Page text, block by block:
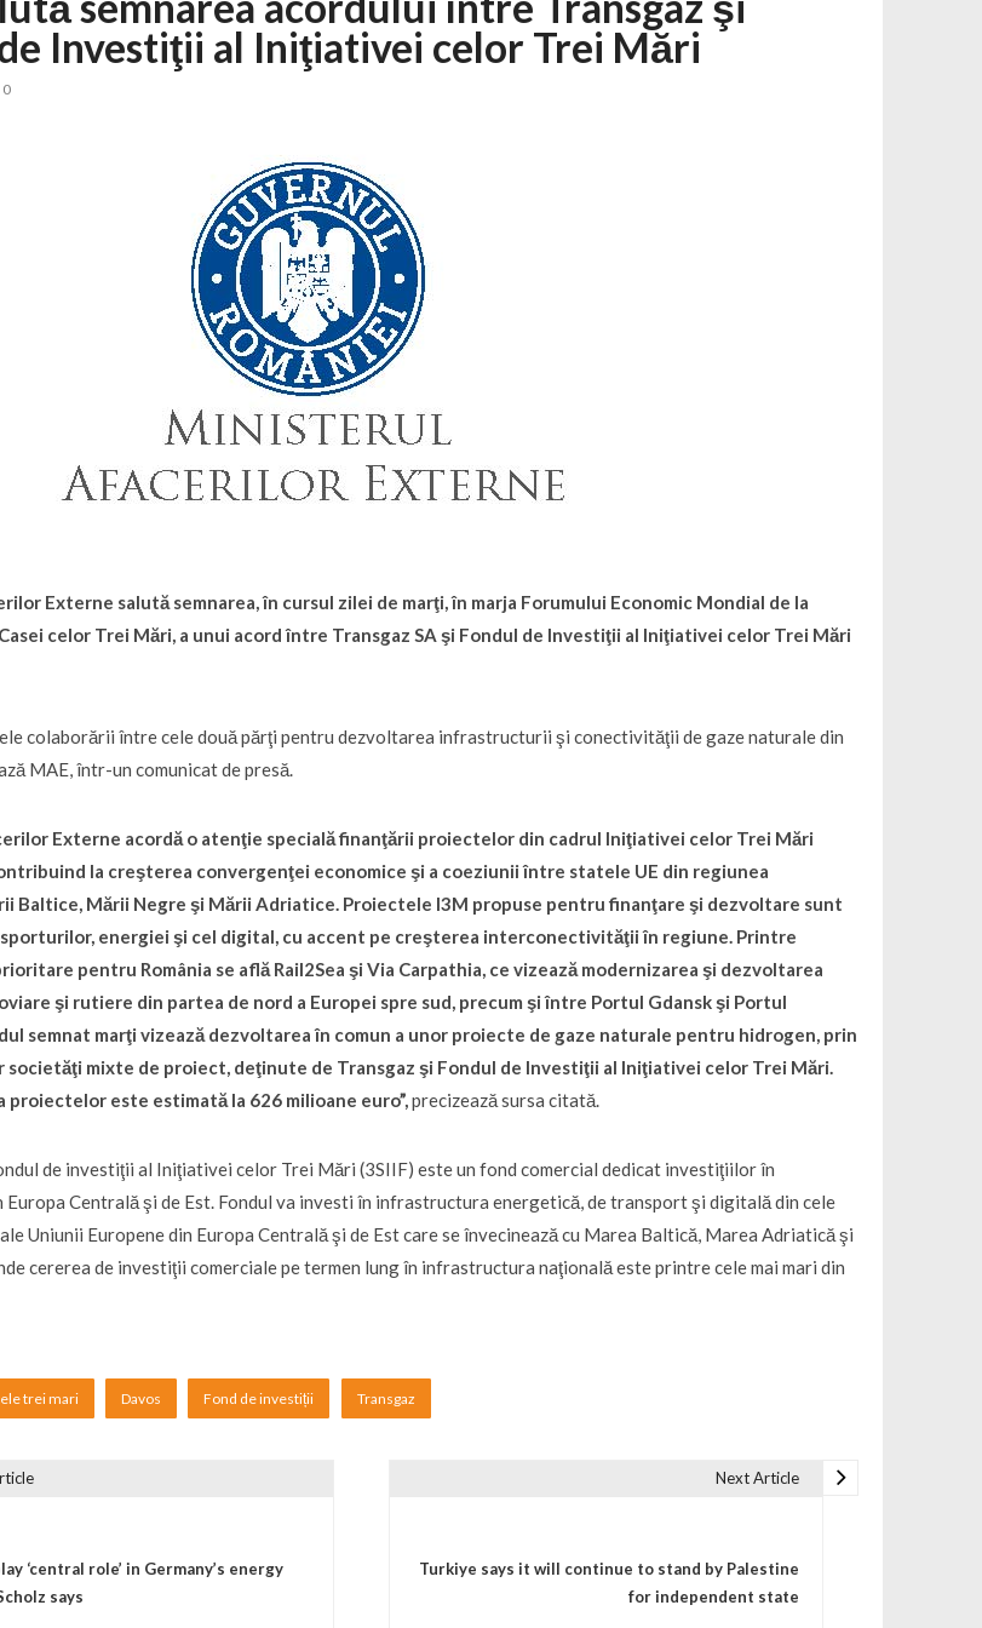
de noi locuri în creșe... 15/07/2026
Zlatna prin Programul... 15/07/2026
04/08/2026
național al zonelor pri... 04/08/2026
Investiţii al Iniţiativei celor Trei Mări
0
Externe salută semnarea, în cursul zilei de marţi, în marja Forumului Economic Mondial de la
celor Trei Mări, a unui acord între Transgaz SA şi Fondul de Investiţii al Iniţiativei celor Trei Mări
colaborării între cele două părţi pentru dezvoltarea infrastructurii şi conectivităţii de gaze naturale din
MAE, într-un comunicat de presă.
Externe acordă o atenţie specială finanţării proiectelor din cadrul Iniţiativei celor Trei Mări
la creşterea convergenţei economice şi a coeziunii între statele UE din regiunea
Baltice, Mării Negre şi Mării Adriatice. Proiectele I3M propuse pentru finanţare şi dezvoltare sunt
energiei şi cel digital, cu accent pe creşterea interconectivităţii în regiune. Printre
pentru România se află Rail2Sea şi Via Carpathia, ce vizează modernizarea şi dezvoltarea
şi rutiere din partea de nord a Europei spre sud, precum şi între Portul Gdansk şi Portul
semnat marţi vizează dezvoltarea în comun a unor proiecte de gaze naturale pentru hidrogen, prin
societăţi mixte de proiect, deţinute de Transgaz şi Fondul de Investiţii al Iniţiativei celor Trei Mări.
proiectelor este estimată la 626 milioane euro”,precizează sursa citată.
de investiţii al Iniţiativei celor Trei Mări (3SIIF) este un fond comercial dedicat investiţiilor în
Centrală şi de Est. Fondul va investi în infrastructura energetică, de transport şi digitală din cele
Uniunii Europene din Europa Centrală şi de Est care se învecinează cu Marea Baltică, Marea Adriatică şi
cererea de investiţii comerciale pe termen lung în infrastructura naţională este printre cele mai mari din
trei mari Davos Fond de investiții Transgaz
‘central role’ in Germany’s energy
says
Next Article
Turkiye says it will continue to stand by Palestine
for independent state